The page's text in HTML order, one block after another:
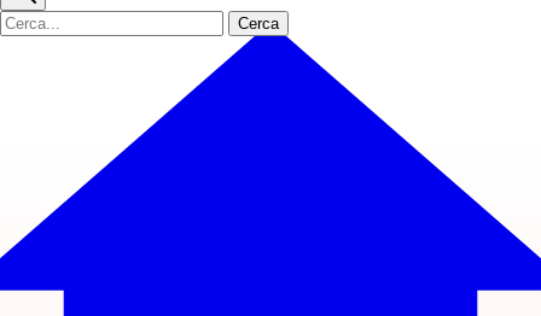
Cerca